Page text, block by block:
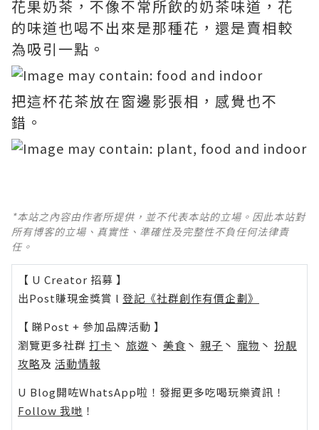
花果奶茶，不像不常所飲的奶茶味道，花
的味道也喝不出來是那種花，還是賣相較
為吸引一點。
把這杯花茶放在窗邊影張相，感覺也不
錯。
*本站之內容由作者所提供，並不代表本站的立場。因此本站對
所有博客的立場、真實性、準確性及完整性不負任何法律責
任。
【 U Creator 招募 】
出Post賺現金獎賞 l 登記《社群創作有價企劃》
【 睇Post + 參加品牌活動 】
瀏覽更多社群 打卡 丶 旅遊 丶 美食 丶 親子 丶 寵物 丶 扮靚
攻略及 活動情報
U Blog開咗WhatsApp啦！發掘更多吃喝玩樂資訊！
Follow 我哋 ！